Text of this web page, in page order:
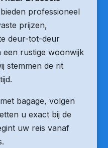
professioneel
prijzen,
deur-tot-deur
rustige woonwijk
stemmen de rit
bagage, volgen
u exact bij de
uw reis vanaf